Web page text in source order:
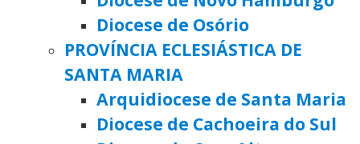
Diocese de Osório
PROVÍNCIA ECLESIÁSTICA DE
SANTA MARIA
Arquidiocese de Santa Maria
Diocese de Cachoeira do Sul